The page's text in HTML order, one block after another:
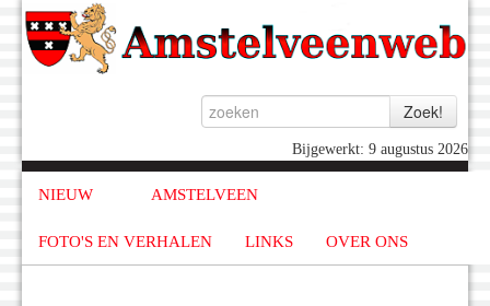
Bijgewerkt: 9 augustus 2026
NIEUW AMSTELVEEN
FOTO'S EN VERHALEN LINKS OVER ONS